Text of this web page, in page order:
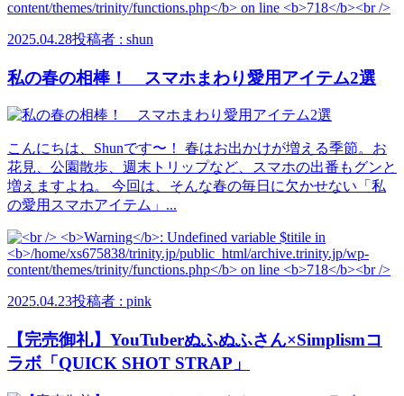
2025.04.28投稿者 : shun
私の春の相棒！ スマホまわり愛用アイテム2選
こんにちは、Shunです〜！ 春はお出かけが増える季節。お
花見、公園散歩、週末トリップなど、スマホの出番もグンと
増えますよね。 今回は、そんな春の毎日に欠かせない「私
の愛用スマホアイテム」...
2025.04.23投稿者 : pink
【完売御礼】YouTuberぬふぬふさん×Simplismコ
ラボ「QUICK SHOT STRAP」